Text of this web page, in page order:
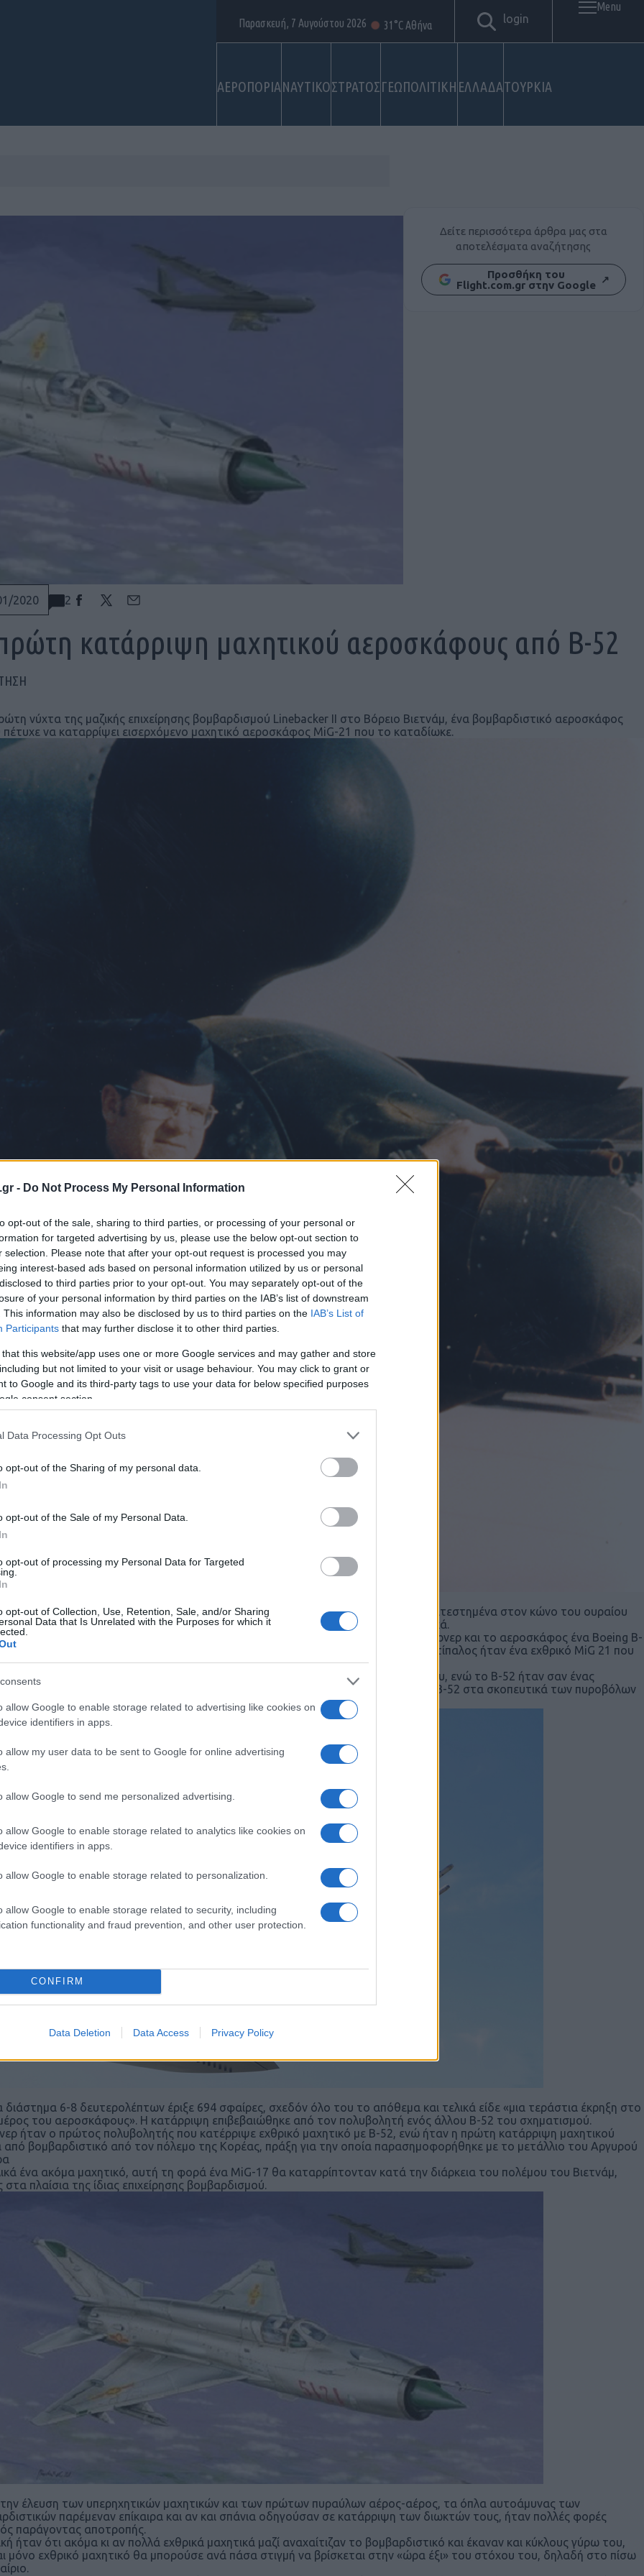
- Do Not Process My Personal Information
opt-out of the sale, sharing to third parties, or processing of your personal or
for targeted advertising by us, please use the below opt-out section to
selection. Please note that after your opt-out request is processed you may
interest-based ads based on personal information utilized by us or personal
to third parties prior to your opt-out. You may separately opt-out of the
of your personal information by third parties on the IAB’s list of downstream
This information may also be disclosed by us to third parties on the IAB’s List of
Participants that may further disclose it to other third parties.
that this website/app uses one or more Google services and may gather and store
but not limited to your visit or usage behaviour. You may click to grant or
to Google and its third-party tags to use your data for below specified purposes
consent section.
Data Processing Opt Outs
opt-out of the Sharing of my personal data.
opt-out of the Sale of my Personal Data.
opt-out of processing my Personal Data for Targeted
opt-out of Collection, Use, Retention, Sale, and/or Sharing
Data that Is Unrelated with the Purposes for which it
allow Google to enable storage related to advertising like cookies on
identifiers in apps.
allow my user data to be sent to Google for online advertising
allow Google to send me personalized advertising.
allow Google to enable storage related to analytics like cookies on
identifiers in apps.
allow Google to enable storage related to personalization.
allow Google to enable storage related to security, including
functionality and fraud prevention, and other user protection.
CONFIRM
Data Deletion Data Access Privacy Policy
ΑΕΡΟΠΟΡΙΑΝΑΥΤΙΚΟΣΤΡΑΤΟΣΓΕΩΠΟΛΙΤΙΚΗ ΕΛΛΑΔΑΤΟΥΡΚΙΑ
Παρασκευή, 7 Αυγούστου 2026 31°C Αθήνα login
Menu
Δείτε περισσότερα άρθρα μας στα
αποτελέσματα αναζήτησης
Προσθήκη του
Flight.com.gr στην Google ↗
2020 2
κατάρριψη μαχητικού αεροσκάφους από B-52
νύχτα της μαζικής επιχείρησης βομβαρδισμού Linebacker ΙΙ στο Βόρειο Βιετνάμ, ένα βομβαρδιστικό αεροσκάφος
πέτυχε να καταρρίψει εισερχόμενο μαχητικό αεροσκάφος MiG-21 που το καταδίωκε.
έγινε με την χρήση των τεσσάρων πολυβόλων Browning 0.50 που ήταν εγκατεστημένα στον κώνο του ουραίου
ακριβώς για την άμυνα του αεροσκάφους ενάντια σε εχθρικά μαχητικά.
ο χειριστής πολυβολητής ήταν ο σμηνίας (Staff Sergeant) Σάμουελ Όλιν Τέρνερ και το αεροσκάφος ένα Boeing B-
BW Stratofortress (με διακριτικό κλήσης «Brown 3») με αριθμό σειράς 56-676. Αντίπαλος ήταν ένα εχθρικό MiG 21 που
το Β-52 από το πίσω ημισφαίριο θεωρώντας ότι θα είχε ένα εύκολο θύμα.
21 για την αναχαίτιση μπορούσε να πετάξει με δυο φορές την ταχύτητα του ήχου, ενώ το Β-52 ήταν σαν ένας
στόχος μπροστά του. Καθώς όμως το MiG έκανε ένα πέρασμα για να φέρει το Β-52 στα σκοπευτικά των πυροβόλων
Τέρνερ έβαλε εναντίον του με τα πενηντάρια του.
διάστημα 6-8 δευτερολέπτων έριξε 694 σφαίρες, σχεδόν όλο του το απόθεμα και τελικά είδε «μια τεράστια έκρηξη στο
του αεροσκάφους». Η κατάρριψη επιβεβαιώθηκε από τον πολυβολητή ενός άλλου Β-52 του σχηματισμού.
ήταν ο πρώτος πολυβολητής που κατέρριψε εχθρικό μαχητικό με Β-52, ενώ ήταν η πρώτη κατάρριψη μαχητικού
από βομβαρδιστικό από τον πόλεμο της Κορέας, πράξη για την οποία παρασημοφορήθηκε με το μετάλλιο του Αργυρού
ένα ακόμα μαχητικό, αυτή τη φορά ένα MiG-17 θα καταρρίπτονταν κατά την διάρκεια του πολέμου του Βιετνάμ,
στα πλαίσια της ίδιας επιχείρησης βομβαρδισμού.
έλευση των υπερηχητικών μαχητικών και των πρώτων πυραύλων αέρος-αέρος, τα όπλα αυτοάμυνας των
παρέμεναν επίκαιρα και αν και σπάνια οδηγούσαν σε κατάρριψη των διωκτών τους, ήταν πολλές φορές
παράγοντας αποτροπής.
ήταν ότι ακόμα κι αν πολλά εχθρικά μαχητικά μαζί αναχαίτιζαν το βομβαρδιστικό και έκαναν και κύκλους γύρω του,
μόνο εχθρικό μαχητικό θα μπορούσε ανά πάσα στιγμή να βρίσκεται στην «ώρα έξι» του στόχου του, δηλαδή στο πίσω